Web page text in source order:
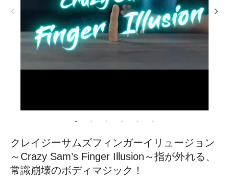
クレイジーサムズフィンガーイリュージョン
～Crazy Sam’s Finger Illusion～指が外れる、
常識崩壊のボディマジック！